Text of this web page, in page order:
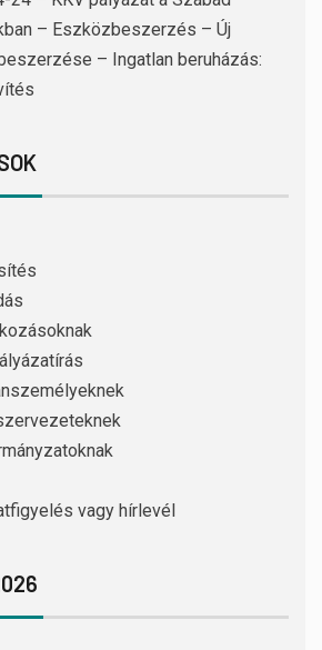
– Eszközbeszerzés – Új
– Ingatlan beruházás:
vagy hírlevél